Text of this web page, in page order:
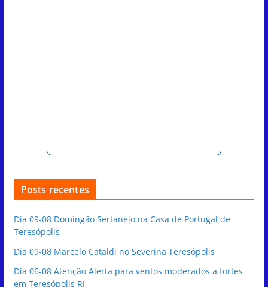
Posts recentes
Dia 09-08 Domingão Sertanejo na Casa de Portugal de
Teresópolis
Dia 09-08 Marcelo Cataldi no Severina Teresópolis
Dia 06-08 Atenção Alerta para ventos moderados a fortes
em Teresópolis RJ